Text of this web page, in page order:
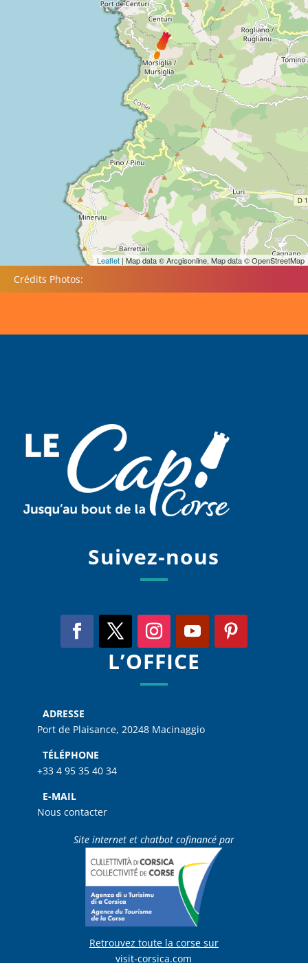
Leaflet | Map data © Arcgisonline, Map data © OpenStreetMap
Crédits Photos:
Suivez-nous
L’OFFICE
ADRESSE
Port de Plaisance, 20248 Macinaggio
TÉLÉPHONE
+33 4 95 35 40 34
E-MAIL
Nous contacter
Site internet et chatbot cofinancé par
Retrouvez toute la corse sur
visit-corsica.com